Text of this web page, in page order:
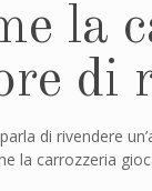
la
di
di rivendere
la carrozzeria